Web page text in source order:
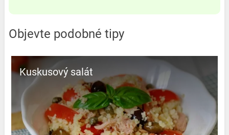
Objevte podobné tipy
Kuskusový salát